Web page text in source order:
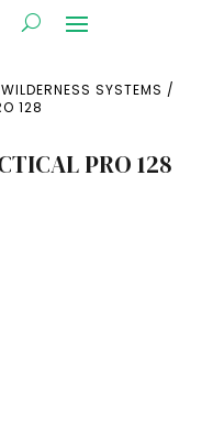
WILDERNESS SYSTEMS /
128
PRO 128